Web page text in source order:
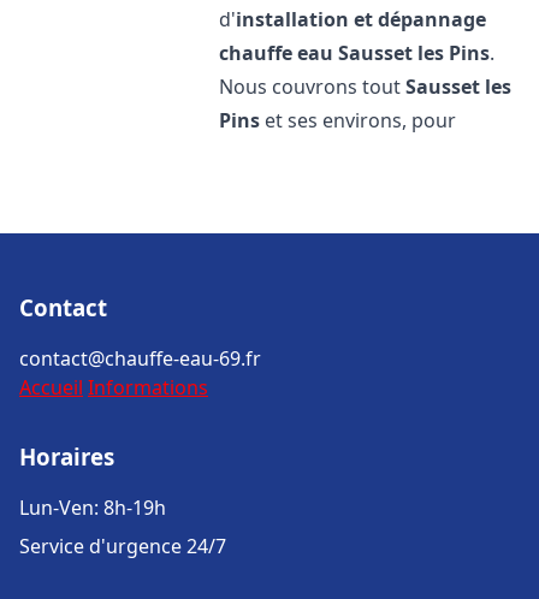
d'installation et dépannage
chauffe eau Sausset les Pins.
Nous couvrons toutSausset les
Pins et ses environs, pour
Contact
contact@chauffe-eau-69.fr
Accueil Informations
Horaires
Lun-Ven: 8h-19h
Service d'urgence 24/7